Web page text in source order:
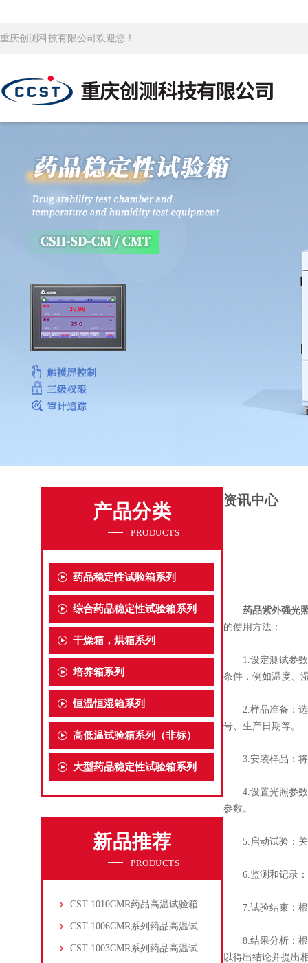
重庆创测科技有限公司欢迎您！
产品分类
PRODUCTS
药品稳定性试验箱系列
综合药品稳定性试验箱系列
干燥箱，烘箱系列
培养箱系列
恒温恒湿箱系列
高低温试验箱系列（非标）
大型药品稳定性试验箱系列
新品推荐
PRODUCTS
CST-1010CMR药品高温试验箱
CST-1006CMR系列药品高温试验箱
CST-1003CMR系列药品高温试验箱
资讯中心
药品紫外强光
的使用方法：
1.设定测试参数
条件，例如温度、
2.样品准备：选
号、生产日期等。
3.安装样品：将
4.设置光照参数
参数。
5.启动试验：关
6.监测和记录：
7.试验结束：根
8.结果分析：根
以得出结论并提出